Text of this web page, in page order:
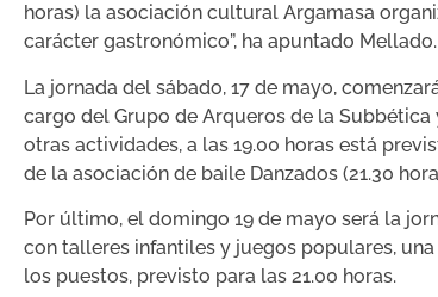
horas) la asociación cultural Argamasa
carácter gastronómico”, ha apuntado Mellado.
La jornada del sábado, 17 de mayo,
cargo del Grupo de Arqueros de la Subbética
otras actividades, a las 19.00 horas está
de la asociación de baile Danzados (21.30
Por último, el domingo 19 de mayo será la
con talleres infantiles y juegos populares,
los puestos, previsto para las 21.00 horas.